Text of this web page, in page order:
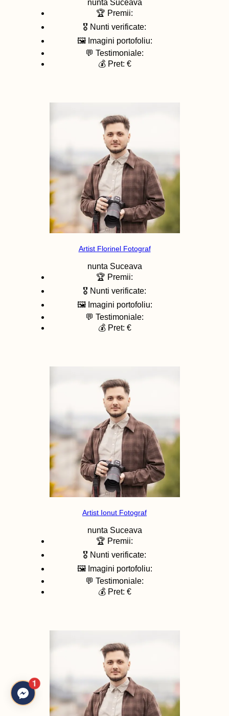
nunta Suceava
🏆 Premii:
🎖️ Nunti verificate:
🖼️ Imagini portofoliu:
💬 Testimoniale:
💰 Pret: €
Artist Florinel Fotograf
nunta Suceava
🏆 Premii:
🎖️ Nunti verificate:
🖼️ Imagini portofoliu:
💬 Testimoniale:
💰 Pret: €
Artist Ionut Fotograf
nunta Suceava
🏆 Premii:
🎖️ Nunti verificate:
🖼️ Imagini portofoliu:
💬 Testimoniale:
💰 Pret: €